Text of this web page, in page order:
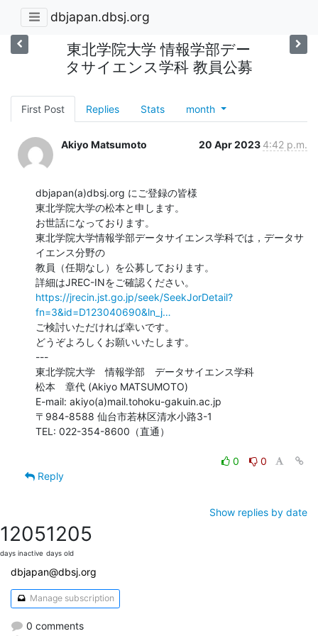
dbjapan.dbsj.org
東北学院大学 情報学部デー
タサイエンス学科 教員公募
First Post Replies Stats month
Akiyo Matsumoto 20 Apr 2023 4:42 p.m.
dbjapan(a)dbsj.org にご登録の皆様
東北学院大学の松本と申します。
お世話になっております。
東北学院大学情報学部データサイエンス学科では，データサ
イエンス分野の
教員（任期なし）を公募しております。
https://jrecin.jst.go.jp/seek/SeekJorDetail?
fn=3&id=D123040690&ln_j…
ご検討いただければ幸いです。
どうぞよろしくお願いいたします。
---
東北学院大学　情報学部　データサイエンス学科
松本　章代 (Akiyo MATSUMOTO)
E-mail: akiyo(a)mail.tohoku-gakuin.ac.jp
〒984-8588 仙台市若林区清水小路3-1
TEL: 022-354-8600（直通）
0
0
Reply
Show replies by date
1205
days inactive
1205
days old
dbjapan@dbsj.org
Manage subscription
0 comments